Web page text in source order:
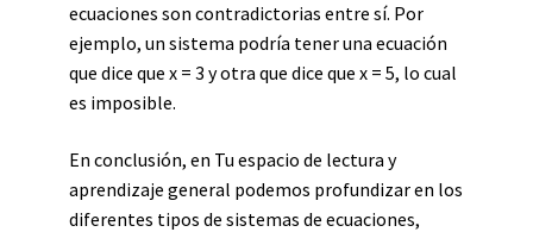
ecuaciones son contradictorias entre sí. Por
ejemplo, un sistema podría tener una ecuación
que dice que x = 3 y otra que dice que x = 5, lo cual
es imposible.
En conclusión, en Tu espacio de lectura y
aprendizaje general podemos profundizar en los
diferentes tipos de sistemas de ecuaciones,